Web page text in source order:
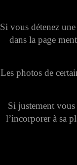
Si vous détenez
dans la page
Les photos de
Si justement
l’incorporer à sa